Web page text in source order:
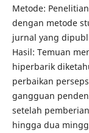
Metode:
dengan metode
jurnal yang
Hasil: Temuan
hiperbarik
perbaikan
gangguan
setelah
hingga dua